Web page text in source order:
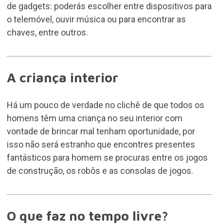
de gadgets: poderás escolher entre dispositivos para
o telemóvel, ouvir música ou para encontrar as
chaves, entre outros.
A criança interior
Há um pouco de verdade no clichê de que todos os
homens têm uma criança no seu interior com
vontade de brincar mal tenham oportunidade, por
isso não será estranho que encontres presentes
fantásticos para homem se procuras entre os jogos
de construção, os robôs e as consolas de jogos.
O que faz no tempo livre?